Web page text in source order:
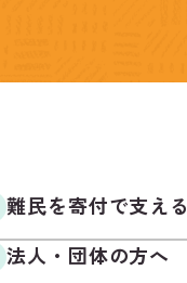
難民を寄付で支える
法人・団体の方へ